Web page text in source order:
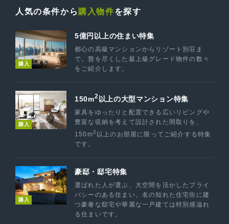
人気の条件から 購入物件を探す
購入
5億円以上の住まい特集
都心の高級マンションからリゾート別荘ま
で。贅を尽くした最上級グレード物件の数々
をご紹介します。
購入
150m2 以上の大型マンション特集
家具をゆったりと配置できる広いリビングや
豊富な収納を考えて設計された間取りを、
150m2 以上のお部屋に限ってご紹介する特集
です。
購入
豪邸・邸宅特集
選ばれた人が選ぶ、大空間を活かしたプライ
バシーのある住まい。名の知れた住宅街に建
つ豪奢な邸宅や華麗な一戸建ては特別感溢れ
る住まいです。